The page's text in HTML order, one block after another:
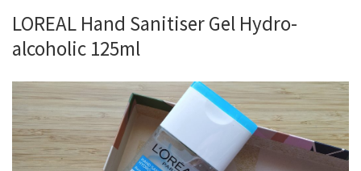
LOREAL Hand Sanitiser Gel Hydro-
alcoholic 125ml